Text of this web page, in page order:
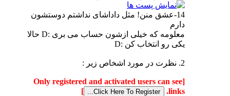
14-عشق منن! مثل داداشای نداشتم دوستشون
دارم
معلومه که خیلی ازشون حساب می بری :D حالا
یکی رو انتخاب کن :D
2. نظرت در مورد اشخاص زیر :
[Only registered and activated users can see
links.
]